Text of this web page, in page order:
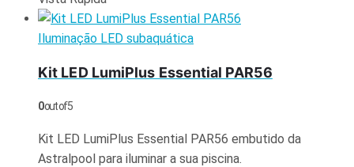
Iluminação LED subaquática
Kit LED LumiPlus Essential PAR56
0out of 5
Kit LED LumiPlus Essential PAR56 embutido da
Astralpool para iluminar a sua piscina.